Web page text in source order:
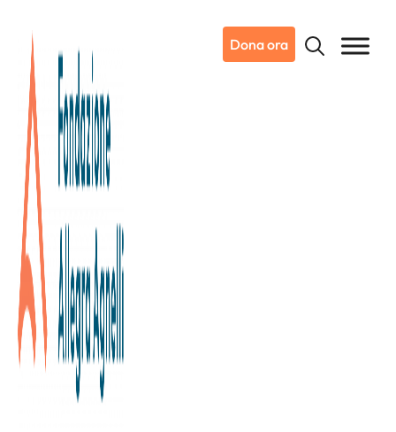
Dona ora
13/06/2024
Dicono di noi
Quel gesto di solidarietà che
costa poco e vale tanto
Pochi giorni fa si è concluso a Chicago il Congresso